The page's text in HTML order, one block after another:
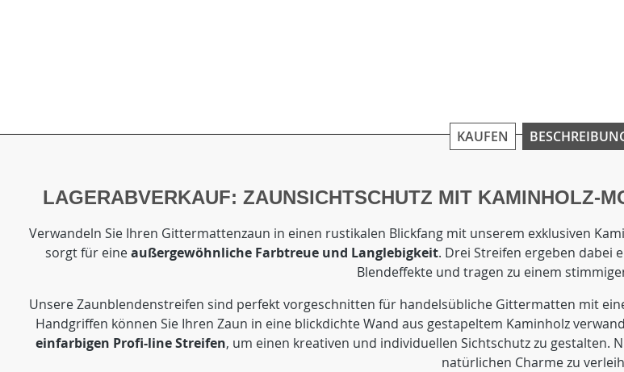
KAUFEN
LAGERABVERKAUF: ZAUNSICHTSCHUTZ MIT KAMINHOLZ-
Verwandeln Sie Ihren Gittermattenzaun in einen rustikalen Blickfang mit unserem exklusiven
sorgt für eineaußergewöhnliche Farbtreue und Langlebigkeit. Drei Streifen ergeben dabei
Blendeffekte und tragen zu einem
Unsere Zaunblendenstreifen sind perfekt vorgeschnitten für handelsübliche Gittermatten mit
Handgriffen können Sie Ihren Zaun in eine blickdichte Wand aus gestapeltem Kaminholz
einfarbigen Profi-line Streifen, um einen kreativen und individuellen Sichtschutz zu gestalten.
natürlichen Charme zu